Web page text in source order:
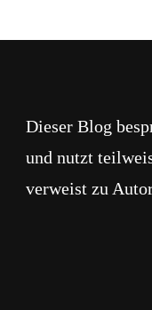
Dieser Blog
und nutzt
verweist zu